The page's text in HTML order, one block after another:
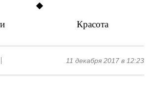
Красота
11 декабря 2017 в 12:23